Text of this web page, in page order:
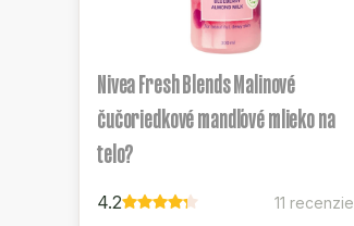
Nivea Fresh Blends Malinové
čučoriedkové mandľové mlieko na
telo?
4.2 11 recenzie